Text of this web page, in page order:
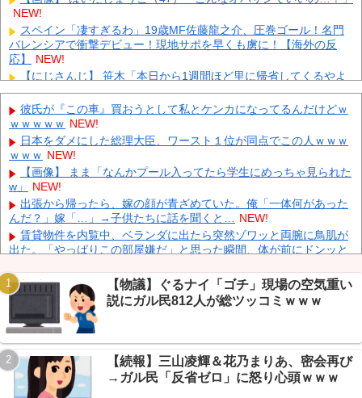
NEW!
スペイン「凄すぎるわ」19歳MF佐藤龍之介、圧巻ゴール！名門
バレンシアで衝撃デビュー！現地サポを早くも虜に！【海外の反
応】
NEW!
【にじさんじ】 笹木「本日から1週間ほど里に帰省してくるやよ
～。久々に京都満喫してくるっ！」 NEW!
【鹿児島】 突然右折し路面電車と衝突 乗っていた男女3人は車を
放置しダッシュで逃走中
KDDI、楽天への回線貸し出し終了へ 都市部で9月末に NEW!
日産e-power、無給油で1980km走行しギネス記録を達成、無駄な
発電や送電ロスなくEVよりエコを証明 NEW!
【動画】 広島記念公園を追い出された左翼さん、流石にキモすぎ
て炎上 NEW!
中国「大洪水！」三峡ダム「大雨で増水（台風直撃前」中国ダム
「緊急放流！」中国鉄道「列車が走行中に流される」中国避難所
「支援物資は有料です」謎の勢力「え」→ NEW!
Powered by livedoor 相互RSS
彼氏が『この車』買おうとして私とケンカになってるんだけどｗ
ｗｗｗｗｗ NEW!
日本をダメにした総理大臣、ワースト１位が同点でこの人ｗｗｗ
ｗｗｗ NEW!
【画像】 まま「なんかプール入ってたら学生にめっちゃ見られた
w」
NEW!
出張から帰ったら、嫁の顔が青ざめていた。俺「一体何があった
んだ？」嫁「…」→子供たちに話を聞くと… NEW!
賃貸物件を内覧中、ベランダに出たら突然ゾワッと両腕に鳥肌が
出た。「やっぱりこの部屋嫌だ」と思った瞬間、体が前にドンッと
【物議】カズレーザー「任意保険は強制にしろ」→なんG民「そ
れただの金持ち理論」と反論ｗｗｗ
NEW!
【続報】ホロライブ『ホロドリ』、まさかのセルラン1位に返り
咲き→なんG民「覇権やん」ｗｗｗ
【朗報】エッヂ民の文鳥(4ヶ月)、かわいさで完全制圧→愛鳥自慢
合戦に発展ｗｗｗ
NEW!
【衝撃】モモンガどうなった…ちいかわ最新話で入れ替わり説→
ファン考察盛り上がりｗｗｗ
【物議】ぐるナイ「ゴチ」現場の空気重い
説にガル民812人が総ツッコミｗｗｗ
【続報】三山凌輝＆花乃まりあ、密会再び
→ガル民「反省ゼロ」に怒り心頭ｗｗｗ